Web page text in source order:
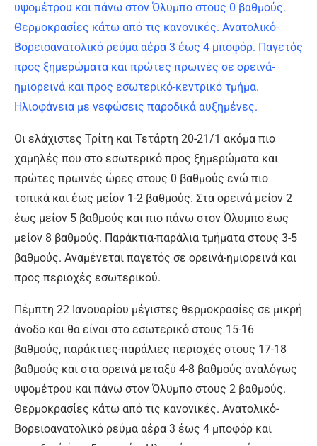
υψομέτρου και πάνω στον Όλυμπο στους 0 βαθμούς.
Θερμοκρασίες κάτω από τις κανονικές. Ανατολικό-
Βορειοανατολικό ρεύμα αέρα 3 έως 4 μποφόρ. Παγετός
προς ξημερώματα και πρώτες πρωινές σε ορεινά-
ημιορεινά και προς εσωτερικό-κεντρικό τμήμα.
Ηλιοφάνεια με νεφώσεις παροδικά αυξημένες.
Οι ελάχιστες Τρίτη και Τετάρτη 20-21/1 ακόμα πιο
χαμηλές που στο εσωτερικό προς ξημερώματα και
πρώτες πρωινές ώρες στους 0 βαθμούς ενώ πιο
τοπικά και έως μείον 1-2 βαθμούς. Στα ορεινά μείον 2
έως μείον 5 βαθμούς και πιο πάνω στον Όλυμπο έως
μείον 8 βαθμούς. Παράκτια-παράλια τμήματα στους 3-5
βαθμούς. Αναμένεται παγετός σε ορεινά-ημιορεινά και
προς περιοχές εσωτερικού.
Πέμπτη 22 Ιανουαρίου μέγιστες θερμοκρασίες σε μικρή
άνοδο και θα είναι στο εσωτερικό στους 15-16
βαθμούς, παράκτιες-παράλιες περιοχές στους 17-18
βαθμούς και στα ορεινά μεταξύ 4-8 βαθμούς αναλόγως
υψομέτρου και πάνω στον Όλυμπο στους 2 βαθμούς.
Θερμοκρασίες κάτω από τις κανονικές. Ανατολικό-
Βορειοανατολικό ρεύμα αέρα 3 έως 4 μποφόρ και